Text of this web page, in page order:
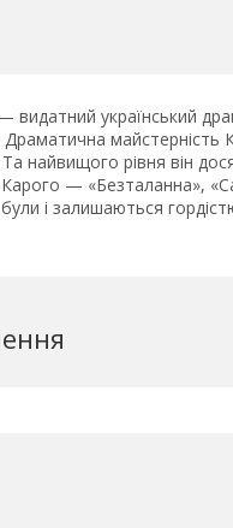
український
Драматична
Та найвищого рівня він
Карого — «Безталанна»,
і залишаються